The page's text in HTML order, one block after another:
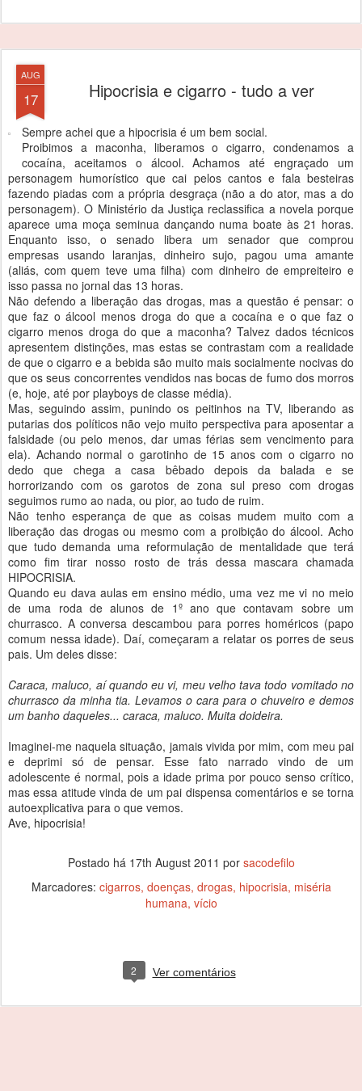
AUG
17 Hipocrisia e cigarro - tudo a ver
Sempre achei que a hipocrisia é um bem social.
Proibimos a maconha, liberamos o cigarro, condenamos a
cocaína, aceitamos o álcool. Achamos até engraçado um
personagem humorístico que cai pelos cantos e fala besteiras
fazendo piadas com a própria desgraça (não a do ator, mas a do
personagem). O Ministério da Justiça reclassifica a novela porque
aparece uma moça seminua dançando numa boate às 21 horas.
Enquanto isso, o senado libera um senador que comprou
empresas usando laranjas, dinheiro sujo, pagou uma amante
(aliás, com quem teve uma filha) com dinheiro de empreiteiro e
isso passa no jornal das 13 horas.
Não defendo a liberação das drogas, mas a questão é pensar: o
que faz o álcool menos droga do que a cocaína e o que faz o
cigarro menos droga do que a maconha? Talvez dados técnicos
apresentem distinções, mas estas se contrastam com a realidade
de que o cigarro e a bebida são muito mais socialmente nocivas do
que os seus concorrentes vendidos nas bocas de fumo dos morros
(e, hoje, até por playboys de classe média).
Mas, seguindo assim, punindo os peitinhos na TV, liberando as
putarias dos políticos não vejo muito perspectiva para aposentar a
falsidade (ou pelo menos, dar umas férias sem vencimento para
ela). Achando normal o garotinho de 15 anos com o cigarro no
dedo que chega a casa bêbado depois da balada e se
horrorizando com os garotos de zona sul preso com drogas
seguimos rumo ao nada, ou pior, ao tudo de ruim.
Não tenho esperança de que as coisas mudem muito com a
liberação das drogas ou mesmo com a proibição do álcool. Acho
que tudo demanda uma reformulação de mentalidade que terá
como fim tirar nosso rosto de trás dessa mascara chamada
HIPOCRISIA.
Quando eu dava aulas em ensino médio, uma vez me vi no meio
de uma roda de alunos de 1º ano que contavam sobre um
churrasco. A conversa descambou para porres homéricos (papo
comum nessa idade). Daí, começaram a relatar os porres de seus
pais. Um deles disse:
Caraca, maluco, aí quando eu vi, meu velho tava todo vomitado no
churrasco da minha tia. Levamos o cara para o chuveiro e demos
um banho daqueles... caraca, maluco. Muita doideira.
Imaginei-me naquela situação, jamais vivida por mim, com meu pai
e deprimi só de pensar. Esse fato narrado vindo de um
adolescente é normal, pois a idade prima por pouco senso crítico,
mas essa atitude vinda de um pai dispensa comentários e se torna
autoexplicativa para o que vemos.
Ave, hipocrisia!
Postado há 17th August 2011 por sacodefilo
Marcadores: cigarros doenças drogas hipocrisia miséria
humana vício
2 Ver comentários